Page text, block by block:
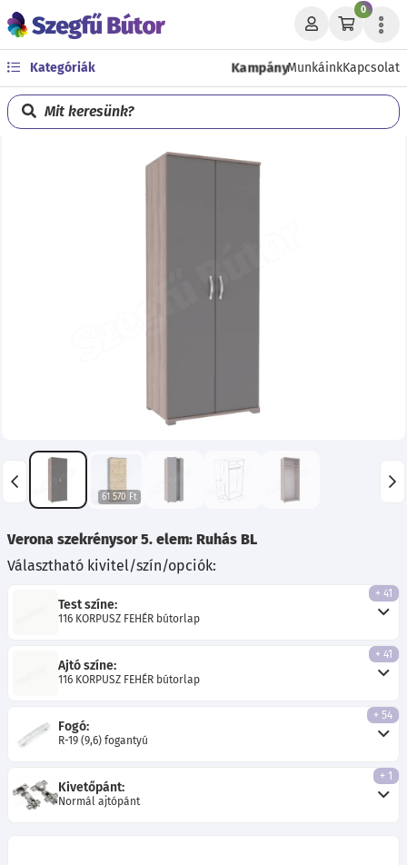
0
Kategóriák KampányMunkáinkKapcsolat
Mit keresünk?
61 570 Ft
Verona szekrénysor 5. elem: Ruhás BL
Választható kivitel/szín/opciók:
Test színe:
116 KORPUSZ FEHÉR bútorlap
+ 41
Ajtó színe:
116 KORPUSZ FEHÉR bútorlap
+ 41
Fogó:
R-19 (9,6) fogantyú
+ 54
Kivetőpánt:
Normál ajtópánt
+ 1